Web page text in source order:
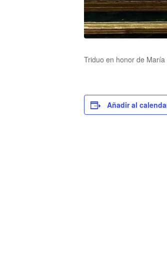
Triduo en honor de
Añadir al